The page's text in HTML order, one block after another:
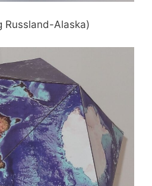
Russland-Alaska)